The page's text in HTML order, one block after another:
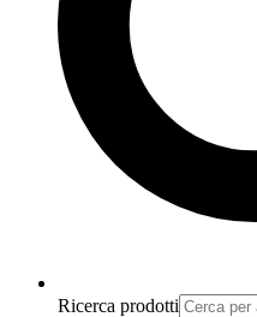
Ricerca prodotti